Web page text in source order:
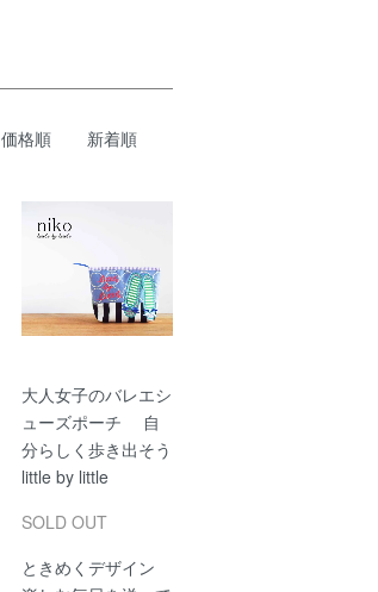
価格順 新着順
大人女子のバレエシ
ューズポーチ 自
分らしく歩き出そう
little by little
SOLD OUT
ときめくデザイン